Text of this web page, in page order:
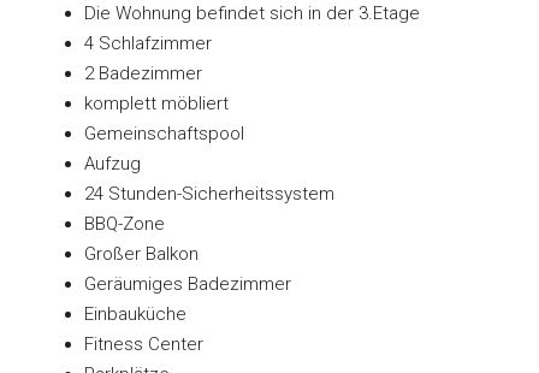
Die Wohnung befindet sich in der 3.Etage
4 Schlafzimmer
2 Badezimmer
komplett möbliert
Gemeinschaftspool
Aufzug
24 Stunden-Sicherheitssystem
BBQ-Zone
Großer Balkon
Geräumiges Badezimmer
Einbauküche
Fitness Center